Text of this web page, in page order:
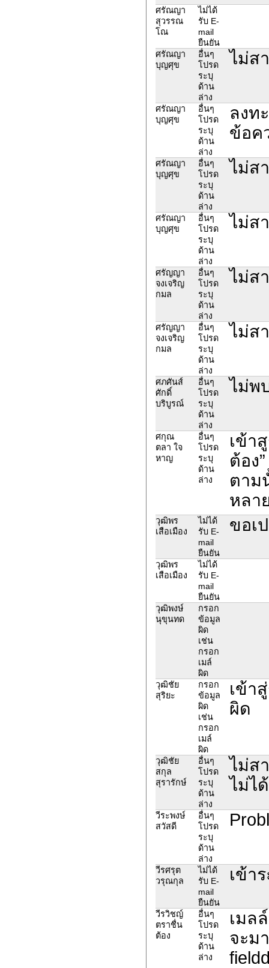
ศรัณญา
สุวรรณ
โณ
ไม่ได้
รับ E-
mail
ยืนยัน
ศรัณญา
บุญศุข
อื่นๆ
โปรด
ระบุ
ด้าน
ล่าง
ไม่ส
ศรัณญา
บุญศุข
อื่นๆ
โปรด
ระบุ
ด้าน
ล่าง
ลงท
ข้อค
ศรัณญา
บุญศุข
อื่นๆ
โปรด
ระบุ
ด้าน
ล่าง
ไม่ส
ศรัณญา
บุญศุข
อื่นๆ
โปรด
ระบุ
ด้าน
ล่าง
ไม่ส
ศรัญญา
จงเจริญ
กมล
อื่นๆ
โปรด
ระบุ
ด้าน
ล่าง
ไม่ส
ศรัญญา
จงเจริญ
กมล
อื่นๆ
โปรด
ระบุ
ด้าน
ล่าง
ไม่ส
ศภศันส์
ศักดิ์
บริบูรณ์
อื่นๆ
โปรด
ระบุ
ด้าน
ล่าง
ไม่พ
ศกุณ
ตลา ใจ
หาญ
อื่นๆ
โปรด
ระบุ
ด้าน
ล่าง
เข้า
ต้อง
ตาม
หลา
วุฒิพร
เสือเมือง
ไม่ได้
รับ E-
mail
ยืนยัน
ขอเ
วุฒิพร
เสือเมือง
ไม่ได้
รับ E-
mail
ยืนยัน
วุฒิพงษ์
นุขุนทด
กรอก
ข้อมูล
ผิด
เช่น
กรอก
เมล์
ผิด
วุฒิชัย
สุริยะ
กรอก
ข้อมูล
ผิด
เช่น
กรอก
เมล์
ผิด
เข้า
ผิด
วุฒิชัย
สกุล
สุรารักษ์
อื่นๆ
โปรด
ระบุ
ด้าน
ล่าง
ไม่ส
ไม่ไ
วีระพงษ์
สวัสดี
อื่นๆ
โปรด
ระบุ
ด้าน
ล่าง
วีรศรุต
วรุณกุล
ไม่ได้
รับ E-
mail
ยืนยัน
เข้า
วีรวิชญ์
ตราชื่น
ต้อง
อื่นๆ
โปรด
ระบุ
ด้าน
ล่าง
เมล
จะม